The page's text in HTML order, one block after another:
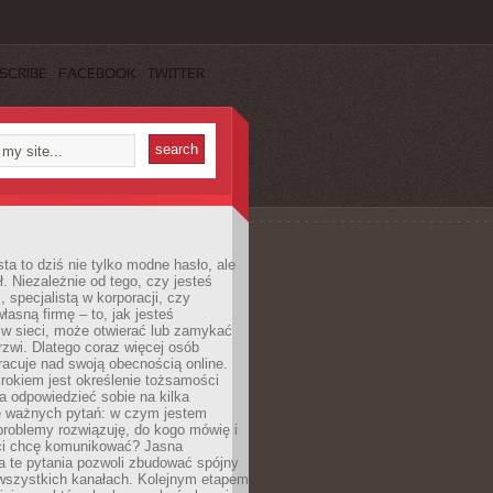
FACEBOOK TWITTER
to dziś nie tylko modne hasło, ale
Niezależnie od tego, czy jesteś
specjalistą w korporacji, czy
firmę – to, jak jesteś
sieci, może otwierać lub zamykać
Dlatego coraz więcej osób
nad swoją obecnością online.
jest określenie tożsamości
odpowiedzieć sobie na kilka
ważnych pytań: w czym jestem
rozwiązuję, do kogo mówię i
chcę komunikować? Jasna
te pytania pozwoli zbudować spójny
kanałach. Kolejnym etapem